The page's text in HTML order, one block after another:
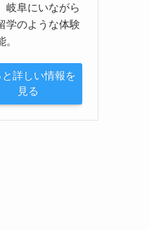
岐阜にいながら
学のような体験
。
と詳しい情報を
見る